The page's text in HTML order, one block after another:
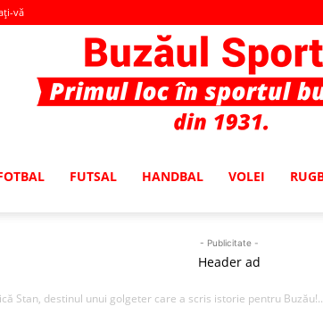
vă
Sportiv
FUTSAL HANDBAL VOLEI
- Publicitate -
Header ad
Stan, destinul unui golgeter care a scris istorie pentru